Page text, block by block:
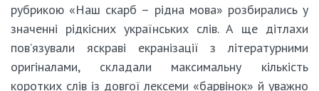
рубрикою «Наш скарб – рідна мова» розбирались у
значенні рідкісних українських слів. А ще дітлахи
пов’язували яскраві екранізації з літературними
оригіналами, складали максимальну кількість
коротких слів із довгої лексеми «барвінок» й уважно